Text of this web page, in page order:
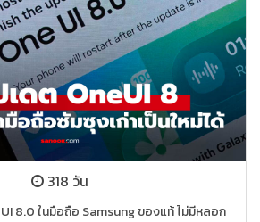
318 วัน
8.0 ในมือถือ Samsung ของแท้ ไม่มีหลอก